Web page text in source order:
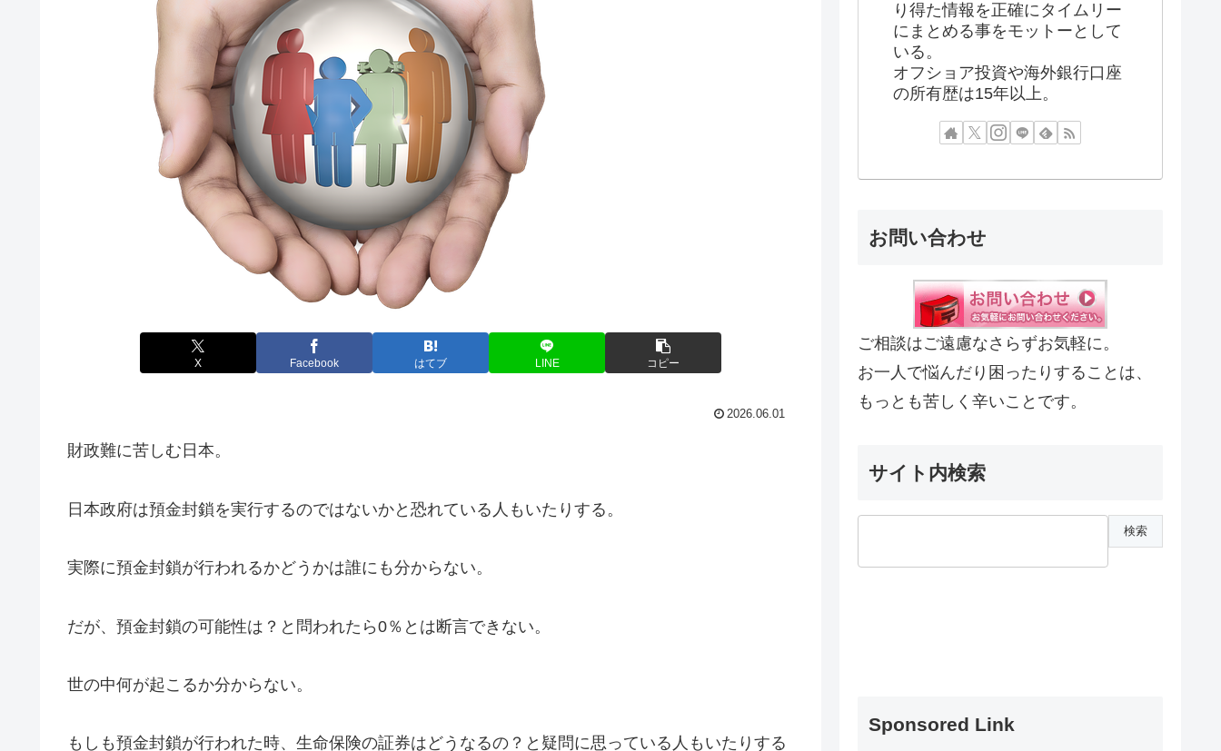
X Facebook はてブ LINE コピー
2026.06.01
財政難に苦しむ日本。
日本政府は預金封鎖を実行するのではないかと恐れている人もいたりする。
実際に預金封鎖が行われるかどうかは誰にも分からない。
だが、預金封鎖の可能性は？と問われたら0％とは断言できない。
世の中何が起こるか分からない。
もしも預金封鎖が行われた時、生命保険の証券はどうなるの？と疑問に思っている人もいたりする
り得た情報を正確にタイムリー
にまとめる事をモットーとして
いる。
オフショア投資や海外銀行口座
の所有歴は15年以上。
お問い合わせ
ご相談はご遠慮なさらずお気軽に。
お一人で悩んだり困ったりすることは、
もっとも苦しく辛いことです。
サイト内検索
Sponsored Link